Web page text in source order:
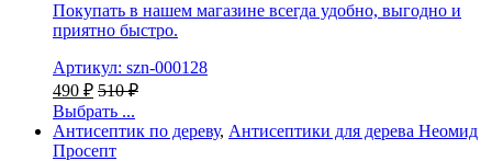
Покупать в нашем магазине всегда удобно, выгодно и
приятно быстро.
Артикул: szn-000128
490 ₽ 510₽
Выбрать ...
Антисептик по дереву, Антисептики для дерева Неомид
Просепт